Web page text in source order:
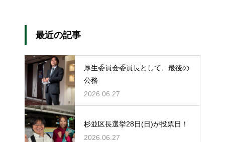
最近の記事
厚生委員会委員長として、最後の
公務
2026.06.27
杉並区長選挙28日(日)が投票日！
2026.06.27